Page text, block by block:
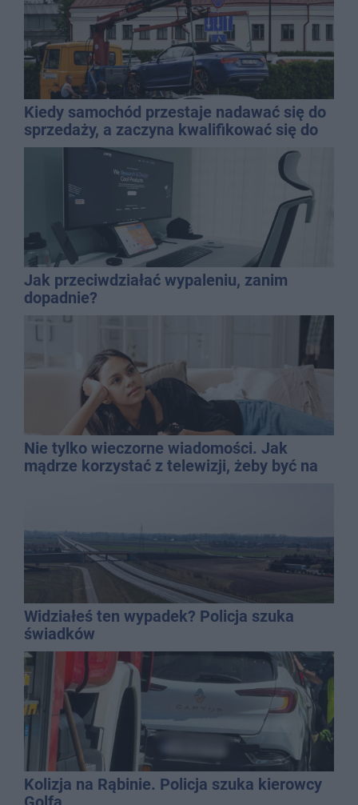
Kiedy samochód przestaje nadawać się do
sprzedaży, a zaczyna kwalifikować się do
kasacji?
Jak przeciwdziałać wypaleniu, zanim
dopadnie?
Nie tylko wieczorne wiadomości. Jak
mądrze korzystać z telewizji, żeby być na
Widziałeś ten wypadek? Policja szuka
świadków
Kolizja na Rąbinie. Policja szuka kierowcy